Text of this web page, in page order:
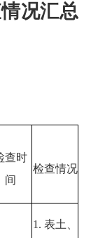
况汇总
查时
间
检查情况
1. 表土、